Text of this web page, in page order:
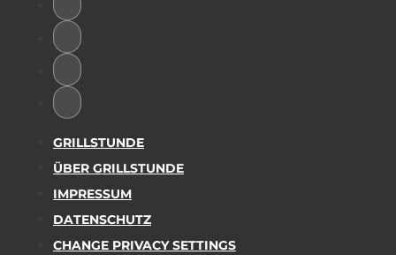
GRILLSTUNDE
ÜBER GRILLSTUNDE
IMPRESSUM
DATENSCHUTZ
CHANGE PRIVACY SETTINGS